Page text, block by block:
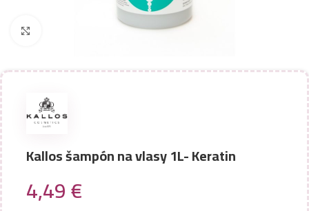
Zobraziť väčší obrázok
Kallos šampón na vlasy 1L- Keratin
4,49€